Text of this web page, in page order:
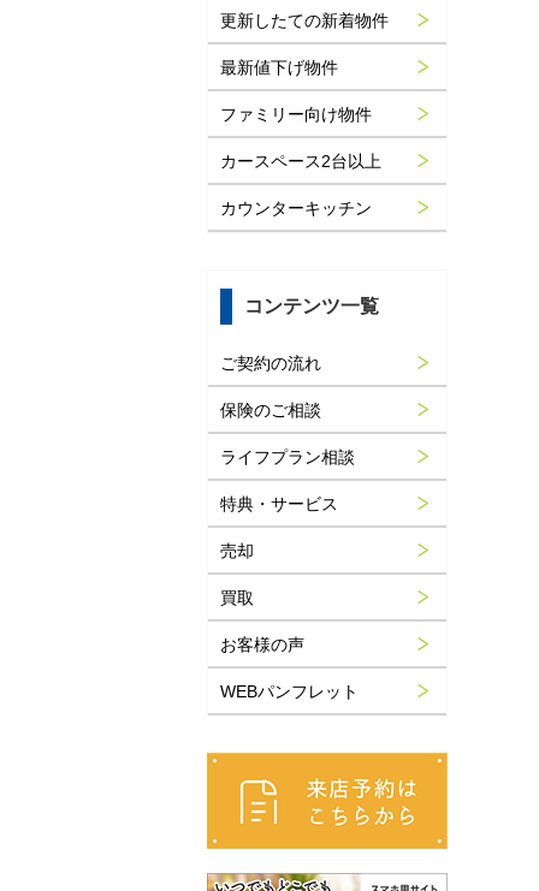
更新したての新着物件
最新値下げ物件
ファミリー向け物件
カースペース2台以上
カウンターキッチン
コンテンツ一覧
ご契約の流れ
保険のご相談
ライフプラン相談
特典・サービス
売却
買取
お客様の声
WEBパンフレット